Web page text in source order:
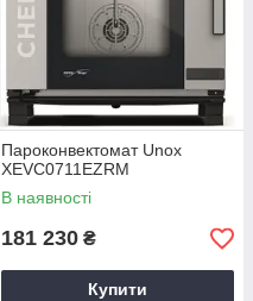
Пароконвектомат Unox
XEVC0711EZRM
В наявності
181 230 ₴
Купити